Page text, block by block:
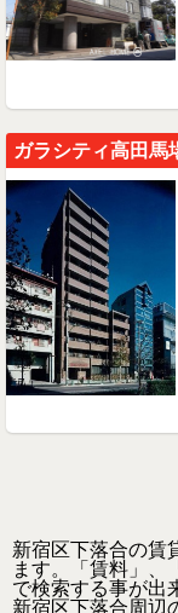
ガラシティ高田馬
新宿区下落合の賃
ます。「賃料」、
で検索する事が出
新宿区下落合周辺